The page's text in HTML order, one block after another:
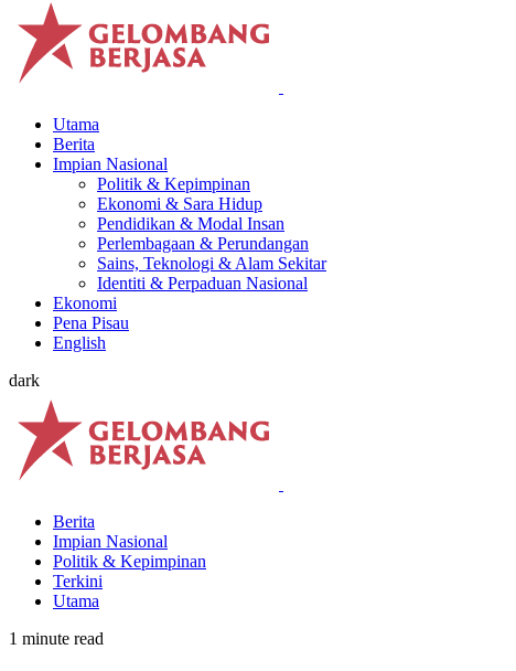
Utama
Berita
Impian Nasional
Politik & Kepimpinan
Ekonomi & Sara Hidup
Pendidikan & Modal Insan
Perlembagaan & Perundangan
Sains, Teknologi & Alam Sekitar
Identiti & Perpaduan Nasional
Ekonomi
Pena Pisau
English
dark
Berita
Impian Nasional
Politik & Kepimpinan
Terkini
Utama
1 minute read